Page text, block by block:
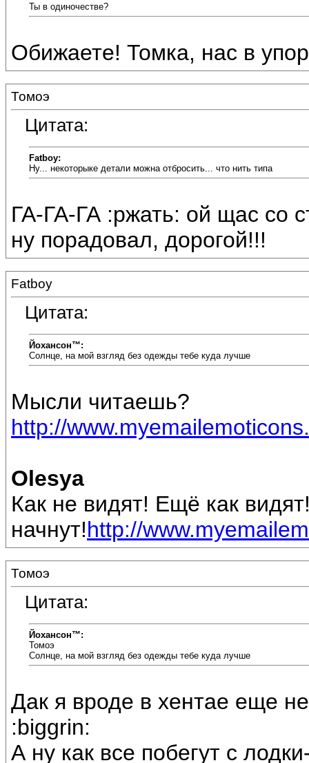
Ты в одиночестве?
Обижаете! Томка, нас в
Томоэ
Цитата:
Fatboy:
Ну... некоторыке детали можна отбросить... что нить типа
ГА-ГА-ГА :ржать: ой щас со
ну порадовал, дорогой!!!
Fatboy
Цитата:
Йохансон™:
Солнце, на мой взгляд без одежды тебе куда лучше
Мысли читаешь?
http://
Olesya
Как не видят! Ещё как
начнут!http://
Томоэ
Цитата:
Йохансон™:
Томоэ
Солнце, на мой взгляд без одежды тебе куда лучше
Дак я вроде в хентае еще
:biggrin:
А ну как все побегут с